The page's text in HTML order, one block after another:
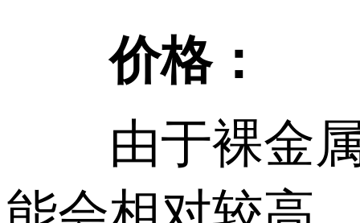
价格：
由于裸金属